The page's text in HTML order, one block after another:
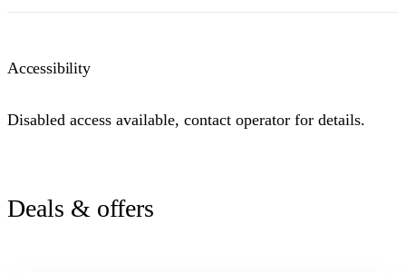
Accessibility
Disabled access available, contact operator for details.
Deals & offers